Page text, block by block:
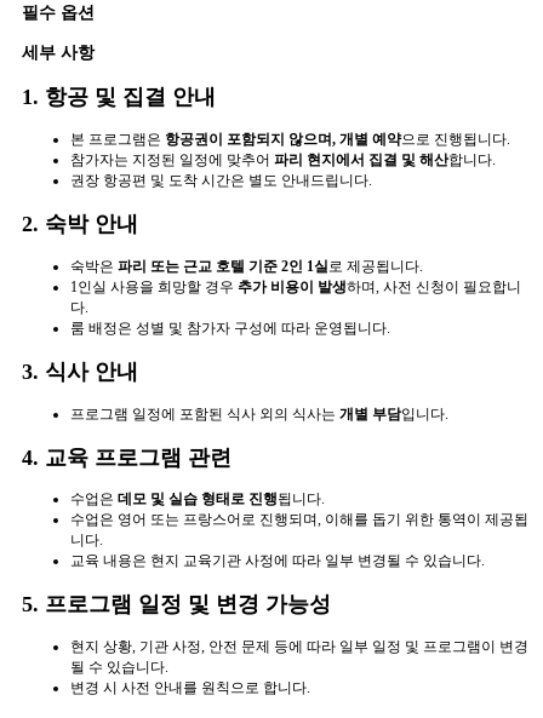
필수 옵션
세부 사항
1. 항공 및 집결 안내
본 프로그램은 항공권이 포함되지 않으며, 개별 예약으로 진행됩니다.
참가자는 지정된 일정에 맞추어 파리 현지에서 집결 및 해산합니다.
권장 항공편 및 도착 시간은 별도 안내드립니다.
2. 숙박 안내
숙박은 파리 또는 근교 호텔 기준 2인 1실 로 제공됩니다.
1인실 사용을 희망할 경우 추가 비용이 발생하며, 사전 신청이 필요합니
다.
룸 배정은 성별 및 참가자 구성에 따라 운영됩니다.
3. 식사 안내
프로그램 일정에 포함된 식사 외의 식사는 개별 부담입니다.
4. 교육 프로그램 관련
수업은 데모 및 실습 형태로 진행됩니다.
수업은 영어 또는 프랑스어로 진행되며, 이해를 돕기 위한 통역이 제공됩
니다.
교육 내용은 현지 교육기관 사정에 따라 일부 변경될 수 있습니다.
5. 프로그램 일정 및 변경 가능성
현지 상황, 기관 사정, 안전 문제 등에 따라 일부 일정 및 프로그램이 변경
될 수 있습니다.
변경 시 사전 안내를 원칙으로 합니다.